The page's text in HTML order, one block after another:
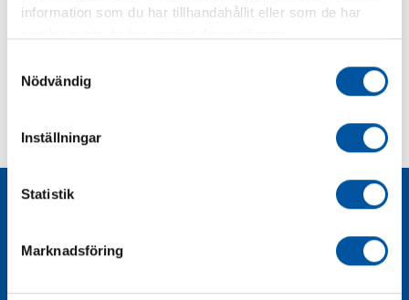
information som du har tillhandahållit eller som de har
Nödvändig
Inställningar
Statistik
Marknadsföring
Vi har inte lagt upp dessa produkter på vår hemsida än -
vänligen kontakta oss på 08-628 11 85 för offert.
Liknande produkter